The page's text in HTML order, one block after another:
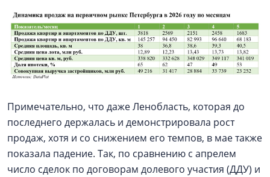
Примечательно, что даже Ленобласть, которая до
последнего держалась и демонстрировала рост
продаж, хотя и со снижением его темпов, в мае также
показала падение. Так, по сравнению с апрелем
число сделок по договорам долевого участия (ДДУ) и